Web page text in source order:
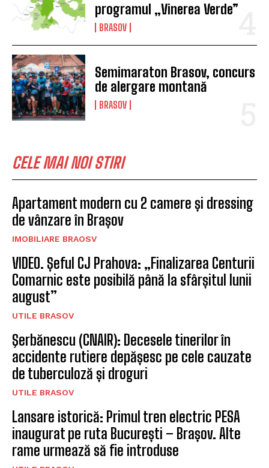
programul „Vinerea Verde”
BRASOV
Semimaraton Brasov, concurs
de alergare montană
BRASOV
CELE MAI NOI STIRI
Apartament modern cu 2 camere și dressing
de vânzare în Brașov
IMOBILIARE BRAOSV
VIDEO. Șeful CJ Prahova: „Finalizarea Centurii
Comarnic este posibilă până la sfârșitul lunii
august”
UTILE BRASOV
Şerbănescu (CNAIR): Decesele tinerilor în
accidente rutiere depășesc pe cele cauzate
de tuberculoză și droguri
UTILE BRASOV
Lansare istorică: Primul tren electric PESA
inaugurat pe ruta București – Brașov. Alte
rame urmează să fie introduse